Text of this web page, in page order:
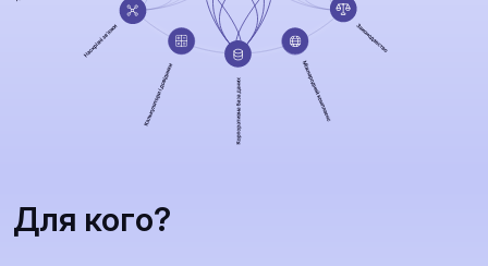
Для кого?